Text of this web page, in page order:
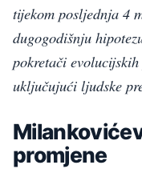
tijekom posljednja 4
dugogodišnju
pokretači
uključujući ljudske
promjene